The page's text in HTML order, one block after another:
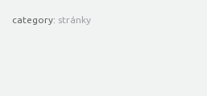
category: stránky